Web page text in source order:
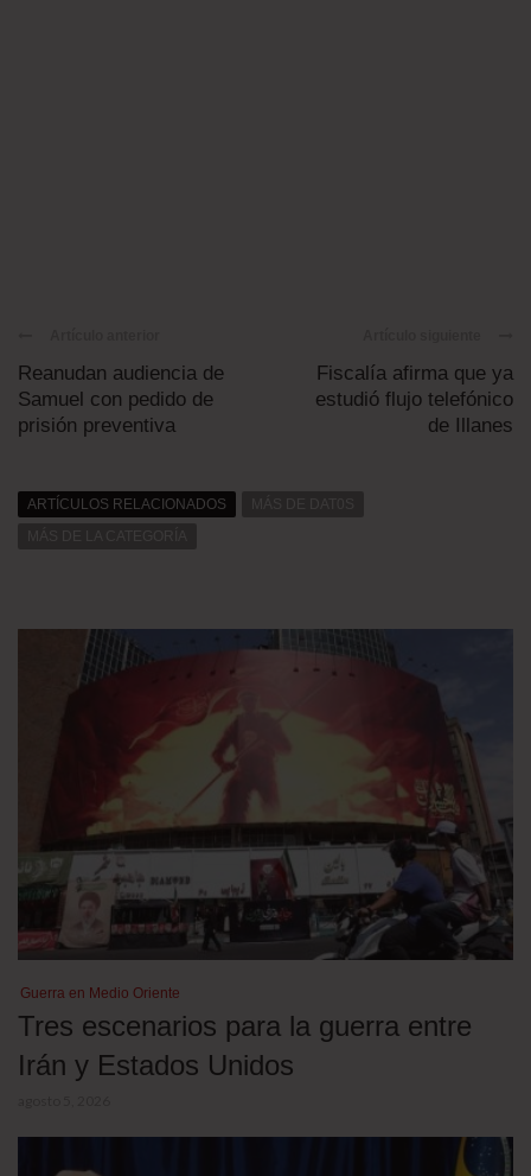
Reanudan audiencia de
Samuel con pedido de
prisión preventiva
Fiscalía afirma que ya
estudió flujo telefónico
de Illanes
ARTÍCULOS RELACIONADOS
Guerra en Medio Oriente
Tres escenarios para la guerra entre
Irán y Estados Unidos